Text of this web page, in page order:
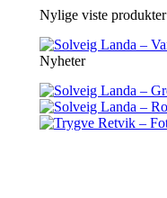
Nylige viste produkter
Nyheter